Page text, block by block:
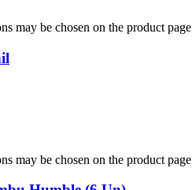
may be chosen on the product page
may be chosen on the product page